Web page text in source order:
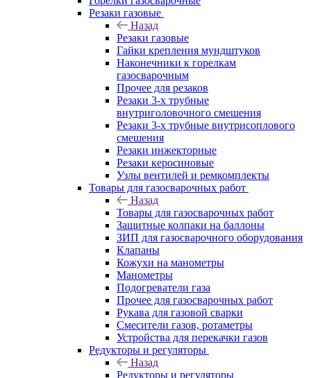
Резаки газовые
Назад
Резаки газовые
Гайки крепления мундштуков
Наконечники к горелкам
газосварочным
Прочее для резаков
Резаки 3-х трубные
внутриголовочного смешения
Резаки 3-х трубные внутрисоплового
смешения
Резаки инжекторные
Резаки керосиновые
Узлы вентилей и ремкомплекты
Товары для газосварочных работ
Назад
Товары для газосварочных работ
Защитные колпаки на баллоны
ЗИП для газосварочного оборудования
Клапаны
Кожухи на манометры
Манометры
Подогреватели газа
Прочее для газосварочных работ
Рукава для газовой сварки
Смесители газов, ротаметры
Устройства для перекачки газов
Редукторы и регуляторы
Назад
Редукторы и регуляторы